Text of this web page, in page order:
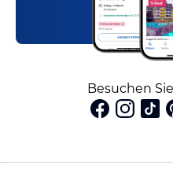
Besuchen